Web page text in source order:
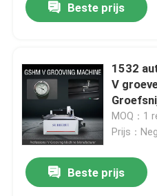
Beste prijs
1532
V
Delen
MOQ：1
Prijs：
Beste prijs